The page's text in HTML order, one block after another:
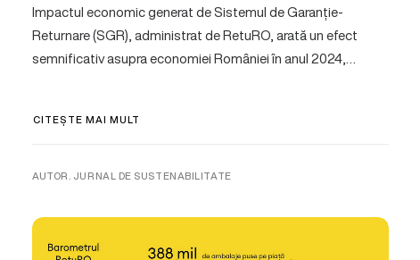
Impactul economic generat de Sistemul de Garanție-
Returnare (SGR), administrat de RetuRO, arată un efect
semnificativ asupra economiei României în anul 2024,…
CITEȘTE MAI MULT
AUTOR. JURNAL DE SUSTENABILITATE